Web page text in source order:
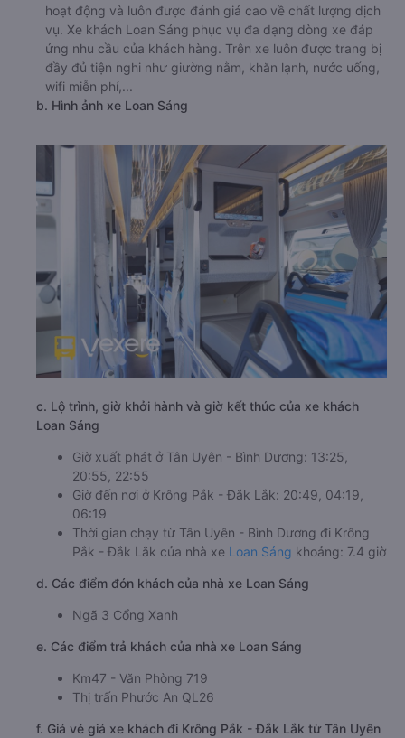
hoạt động và luôn được đánh giá cao về chất lượng dịch
vụ. Xe khách Loan Sáng phục vụ đa dạng dòng xe đáp
ứng nhu cầu của khách hàng. Trên xe luôn được trang bị
đầy đủ tiện nghi như giường nằm, khăn lạnh, nước uống,
wifi miễn phí,...
b. Hình ảnh xe Loan Sáng
c. Lộ trình, giờ khởi hành và giờ kết thúc của xe khách
Loan Sáng
Giờ xuất phát ở Tân Uyên - Bình Dương: 13:25,
20:55, 22:55
Giờ đến nơi ở Krông Pắk - Đắk Lắk: 20:49, 04:19,
06:19
Thời gian chạy từ Tân Uyên - Bình Dương đi Krông
Pắk - Đắk Lắk của nhà xe Loan Sáng khoảng: 7.4 giờ
d. Các điểm đón khách của nhà xe Loan Sáng
Ngã 3 Cổng Xanh
e. Các điểm trả khách của nhà xe Loan Sáng
Km47 - Văn Phòng 719
Thị trấn Phước An QL26
f. Giá vé giá xe khách đi Krông Pắk - Đắk Lắk từ Tân Uyên